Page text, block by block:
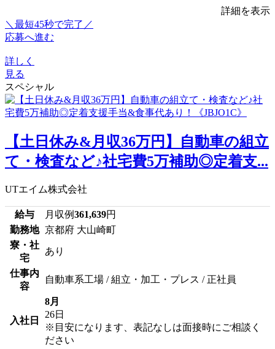
詳細を表示
＼最短45秒で完了／
応募へ進む
詳しく
見る
スペシャル
【土日休み&月収36万円】自動車の組立
て・検査など♪社宅費5万補助◎定着支...
UTエイム株式会社
給与 月収例361,639円
勤務地 京都府 大山崎町
寮・社
宅
あり
仕事内
容
自動車系工場 / 組立・加工・プレス / 正社員
入社日
8月
26日
※目安になります、表記なしは面接時にご相談く
ださい